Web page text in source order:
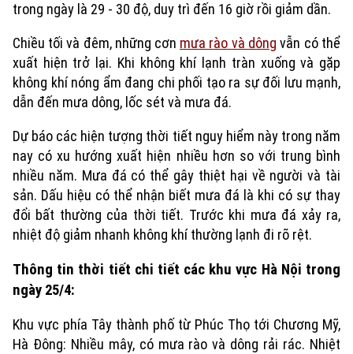
Xu hướng
trong ngày là 29 - 30 độ, duy trì đến 16 giờ rồi giảm dần.
Chiều tối và đêm, những cơn mưa rào và dông vẫn có thể
xuất hiện trở lại. Khi không khí lạnh tràn xuống và gặp
không khí nóng ẩm đang chi phối tạo ra sự đối lưu mạnh,
dẫn đến mưa dông, lốc sét và mưa đá.
Dự báo các hiện tượng thời tiết nguy hiểm này trong năm
nay có xu hướng xuất hiện nhiều hơn so với trung bình
nhiều năm. Mưa đá có thể gây thiệt hại về người và tài
sản. Dấu hiệu có thể nhận biết mưa đá là khi có sự thay
đổi bất thường của thời tiết. Trước khi mưa đá xảy ra,
nhiệt độ giảm nhanh không khí thường lạnh đi rõ rệt.
Thông tin thời tiết chi tiết các khu vực Hà Nội trong
ngày 25/4:
Khu vực phía Tây thành phố từ Phúc Thọ tới Chương Mỹ,
Hà Đông: Nhiều mây, có mưa rào và dông rải rác. Nhiệt